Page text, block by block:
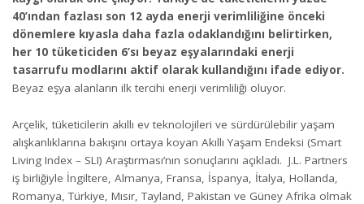
40’ından fazlası son 12 ayda enerji verimliliğine önceki
dönemlere kıyasla daha fazla odaklandığını belirtirken,
her 10 tüketiciden 6’sı beyaz eşyalarındaki enerji
tasarrufu modlarını aktif olarak kullandığını ifade ediyor.
Beyaz eşya alanların ilk tercihi enerji verimliliği oluyor.
Arçelik, tüketicilerin akıllı ev teknolojileri ve sürdürülebilir yaşam
alışkanlıklarına bakışını ortaya koyan Akıllı Yaşam Endeksi (Smart
Living Index – SLI) Araştırması’nın sonuçlarını açıkladı. J.L. Partners
iş birliğiyle İngiltere, Almanya, Fransa, İspanya, İtalya, Hollanda,
Romanya, Türkiye, Mısır, Tayland, Pakistan ve Güney Afrika olmak